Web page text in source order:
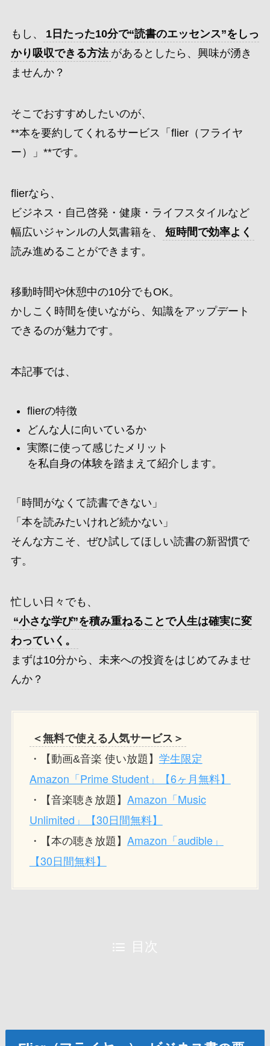
もし、
1日たった10分で“読書のエッセンス”をしっ
かり吸収できる方法 があるとしたら、興味が湧き
ませんか？
そこでおすすめしたいのが、
**本を要約してくれるサービス「flier（フライヤ
ー）」**です。
flierなら、
ビジネス・自己啓発・健康・ライフスタイルなど
幅広いジャンルの人気書籍を、
短時間で効率よく
読み進めることができます。
移動時間や休憩中の10分でもOK。
かしこく時間を使いながら、知識をアップデート
できるのが魅力です。
本記事では、
flierの特徴
どんな人に向いているか
実際に使って感じたメリット
を私自身の体験を踏まえて紹介します。
「時間がなくて読書できない」
「本を読みたいけれど続かない」
そんな方こそ、ぜひ試してほしい読書の新習慣で
す。
忙しい日々でも、
“小さな学び”を積み重ねることで人生は確実に変
わっていく。
まずは10分から、未来への投資をはじめてみませ
んか？
＜無料で使える人気サービス＞
・【動画&音楽 使い放題】 学生限定
Amazon「Prime Student」【6ヶ月無料】
・【音楽聴き放題】 Amazon「Music
Unlimited」【30日間無料】
・【本の聴き放題】 Amazon「audible」
【30日間無料】
目次